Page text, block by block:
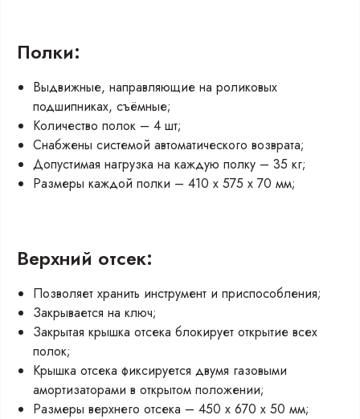
Полки:
Выдвижные, направляющие на роликовых
подшипниках, съёмные;
Количество полок – 4 шт;
Снабжены системой автоматического возврата;
Допустимая нагрузка на каждую полку – 35 кг;
Размеры каждой полки – 410 х 575 х 70 мм;
Верхний отсек:
Позволяет хранить инструмент и приспособления;
Закрывается на ключ;
Закрытая крышка отсека блокирует открытие всех
полок;
Крышка отсека фиксируется двумя газовыми
амортизаторами в открытом положении;
Размеры верхнего отсека – 450 х 670 х 50 мм;